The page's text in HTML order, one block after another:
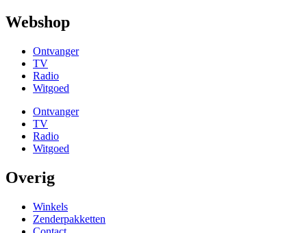
Webshop
Ontvanger
TV
Radio
Witgoed
Ontvanger
TV
Radio
Witgoed
Overig
Winkels
Zenderpakketten